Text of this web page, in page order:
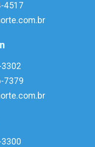
4517
7379